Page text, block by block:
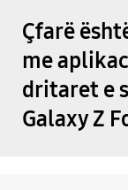
Çfarë
me
dritaret e
Galaxy Z